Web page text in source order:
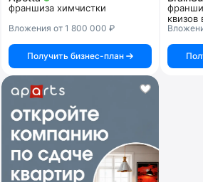
франшиза химчистки
Вложения от 1 800 000 ₽
Получить бизнес-план
квизов